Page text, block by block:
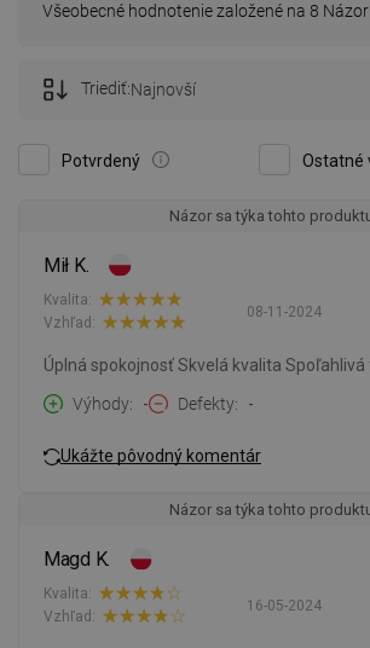
Všeobecné hodnotenie založené na 8 Názor
Potvrdený Ostatné
Triediť:Najnovší
Názor sa týka tohto
Mił K.
08-11-2024
Kvalita:
Vzhľad:
Úplná spokojnosť Skvelá kvalita Spoľahlivá
Výhody
- Defekty -
Ukážte pôvodný komentár
Názor sa týka tohto
Magd K.
16-05-2024
Kvalita:
Vzhľad: